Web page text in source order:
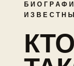
КТО